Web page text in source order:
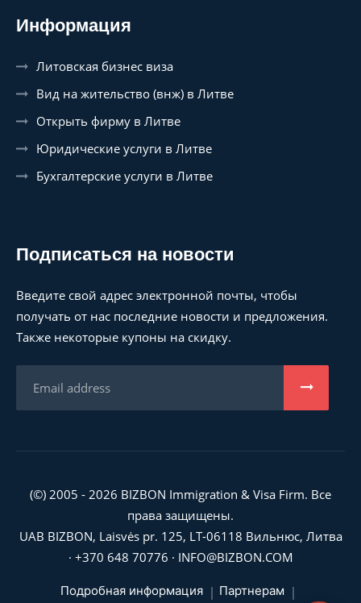
Информация
Литовская бизнес виза
Вид на жительство (внж) в Литве
Открыть фирму в Литве
Юридические услуги в Литве
Бухгалтерские услуги в Литве
Подписаться на новости
Введите свой адрес электронной почты, чтобы
получать от нас последние новости и предложения.
Также некоторые купоны на скидку.
(©) 2005 - 2026 BIZBON Immigration & Visa Firm. Все
права защищены.
UAB BIZBON, Laisvės pr. 125, LT-06118 Вильнюс, Литва
· +370 648 70776 · INFO@BIZBON.COM
Подробная информация Партнерам